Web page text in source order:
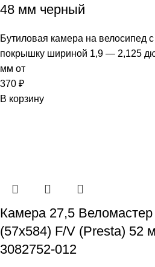
48 мм черный
Бутиловая камера на велосипед
покрышку шириной 1,9 — 2,125
мм от
370 ₽
В корзину
Камера 27,5
(57х584) F/V (Presta) 52
3082752-012